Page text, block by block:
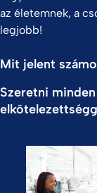
az életemnek, a
legjobb!
Mit jelent
Szeretni